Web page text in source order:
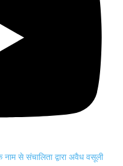
से संचालिता द्वारा अवैध वसूली